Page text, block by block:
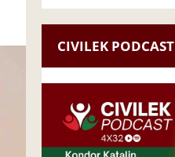
CIVILEK PODCAST